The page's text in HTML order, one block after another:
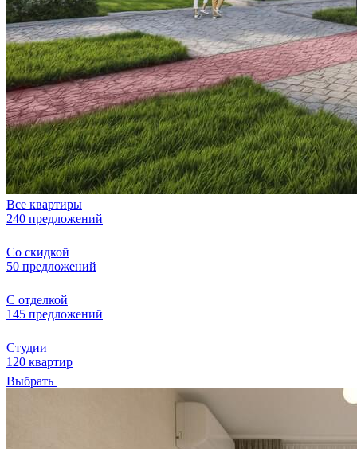
Все квартиры
240 предложений
Со скидкой
50 предложений
С отделкой
145 предложений
Студии
120 квартир
Выбрать